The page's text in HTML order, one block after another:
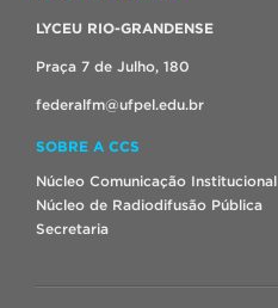
LYCEU RIO-GRANDENSE
Praça 7 de Julho, 180
federalfm@ufpel.edu.br
SOBRE A CCS
Núcleo Comunicação Institucional
Núcleo de Radiodifusão Pública
Secretaria